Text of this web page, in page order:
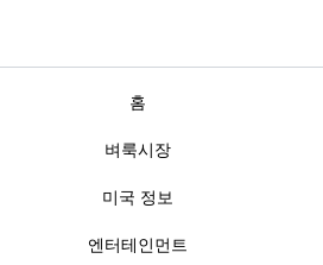
홈
벼룩시장
미국 정보
엔터테인먼트